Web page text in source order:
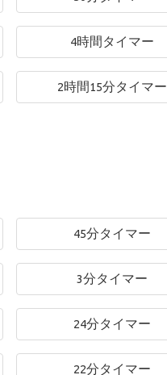
4時間タイマー
2時間15分タイマー
45分タイマー
3分タイマー
24分タイマー
22分タイマー